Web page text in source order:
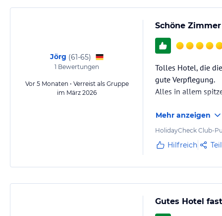
Jörg (61-65)
1 Bewertungen
Vor 5 Monaten • Verreist als Gruppe
im März 2026
Schöne
Tolles Hotel, die
gute Verpflegung.
Alles in allem
Mehr anzeigen
HolidayCheck Club-
Hilfreich
Gutes Hotel